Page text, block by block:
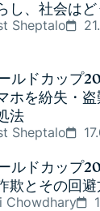
し、社会はど
Sheptalo
ルドカップ
ホを紛失・
法
Sheptalo
ルドカップ
欺とその回
Chowdhary